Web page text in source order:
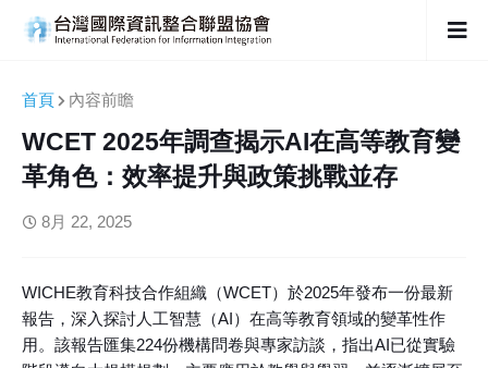
首頁 內容前瞻
WCET 2025年調查揭示AI在高等教育變
革角色：效率提升與政策挑戰並存
8月 22, 2025
WICHE教育科技合作組織（WCET）於2025年發布一份最新
報告，深入探討人工智慧（AI）在高等教育領域的變革性作
用。該報告匯集224份機構問卷與專家訪談，指出AI已從實驗